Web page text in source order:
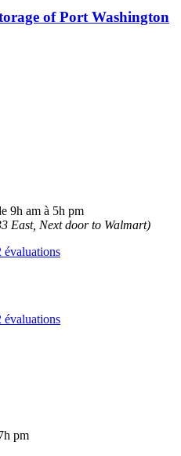
of Port Washington
9h am à 5h pm
East, Next door to Walmart)
évaluations
évaluations
pm